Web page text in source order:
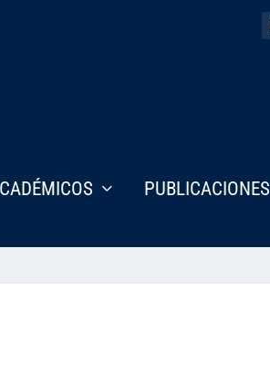
PUBLICACIONES